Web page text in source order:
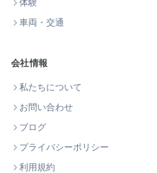
体験
車両・交通
会社情報
私たちについて
お問い合わせ
ブログ
プライバシーポリシー
利用規約